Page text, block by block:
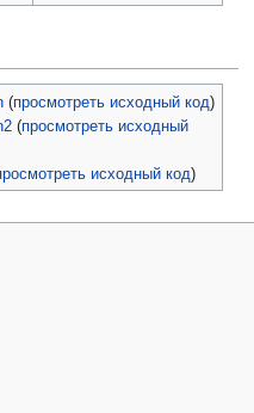
(просмотреть исходный код)
(просмотреть исходный
исходный код)